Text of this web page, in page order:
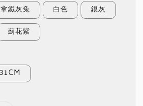
拿鐵灰兔 白色
銀灰
薊花紫
31CM